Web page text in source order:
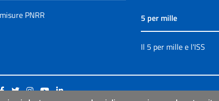
PNRR 5 per mille
Il 5 per mille e l'ISS